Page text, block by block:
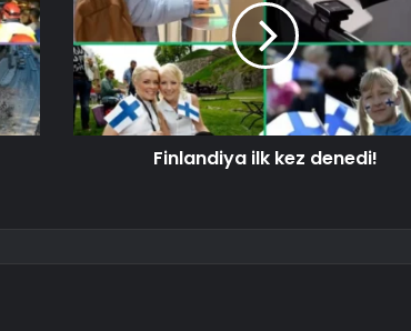
Finlandiya ilk kez denedi!